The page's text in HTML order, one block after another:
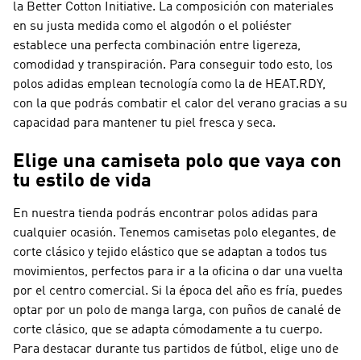
la Better Cotton Initiative. La composición con materiales
en su justa medida como el algodón o el poliéster
establece una perfecta combinación entre ligereza,
comodidad y transpiración. Para conseguir todo esto, los
polos adidas emplean tecnología como la de HEAT.RDY,
con la que podrás combatir el calor del verano gracias a su
capacidad para mantener tu piel fresca y seca.
Elige una camiseta polo que vaya con
tu estilo de vida
En nuestra tienda podrás encontrar polos adidas para
cualquier ocasión. Tenemos camisetas polo elegantes, de
corte clásico y tejido elástico que se adaptan a todos tus
movimientos, perfectos para ir a la oficina o dar una vuelta
por el centro comercial. Si la época del año es fría, puedes
optar por un polo de manga larga, con puños de canalé de
corte clásico, que se adapta cómodamente a tu cuerpo.
Para destacar durante tus partidos de fútbol, elige uno de